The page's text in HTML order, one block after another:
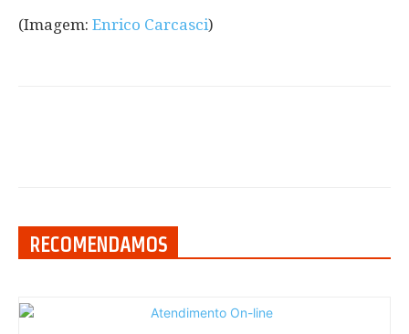
(Imagem: Enrico Carcasci)
RECOMENDAMOS